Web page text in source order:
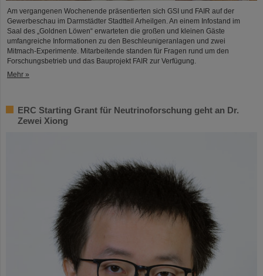
Am vergangenen Wochenende präsentierten sich GSI und FAIR auf der
Gewerbeschau im Darmstädter Stadtteil Arheilgen. An einem Infostand im
Saal des „Goldnen Löwen“ erwarteten die großen und kleinen Gäste
umfangreiche Informationen zu den Beschleunigeranlagen und zwei
Mitmach-Experimente. Mitarbeitende standen für Fragen rund um den
Forschungsbetrieb und das Bauprojekt FAIR zur Verfügung.
Mehr »
ERC Starting Grant für Neutrinoforschung geht an Dr.
Zewei Xiong